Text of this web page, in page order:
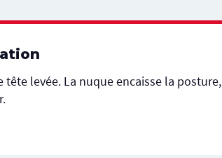
tête levée. La nuque encaisse la posture,